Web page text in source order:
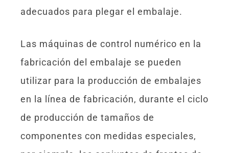
adecuados para plegar el embalaje.
Las máquinas de control numérico en la
fabricación del embalaje se pueden
utilizar para la producción de embalajes
en la línea de fabricación, durante el ciclo
de producción de tamaños de
componentes con medidas especiales,